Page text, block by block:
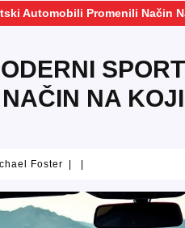
Automobili Promenili Način
NA
FosterMichael